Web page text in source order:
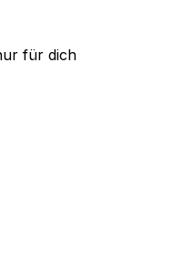
für dich